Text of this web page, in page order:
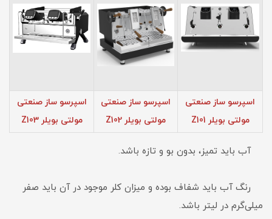
اسپرسو ساز صنعتی
مولتی بویلر Z101
اسپرسو ساز صنعتی
مولتی بویلر Z102
اسپرسو ساز صنعتی
مولتی بویلر Z103
آب باید تمیز، بدون بو و تازه باشد.
رنگ آب باید شفاف بوده و میزان کلر موجود در آن باید صفر
میلی‌گرم در لیتر باشد.